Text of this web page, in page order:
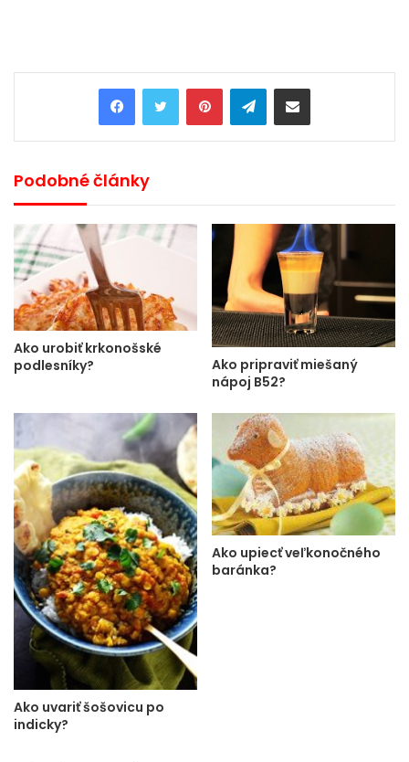
PinterestTelegramShare via Email
Podobné články
Ako urobiť krkonošské
podlesníky?
Ako pripraviť miešaný
nápoj B52?
Ako uvariť šošovicu po
indicky?
Ako upiecť veľkonočného
baránka?